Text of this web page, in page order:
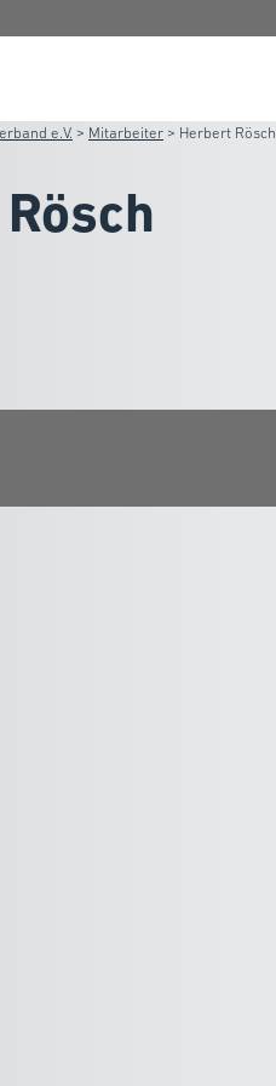
e.V. > Mitarbeiter > Herbert Rösch